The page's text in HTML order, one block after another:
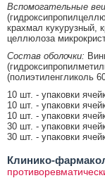
Вспомогательные
крахмал кукурузный,
целлюлоза
Состав оболочки:
(полиэтиленгликоль
10 шт. - упаковки
10 шт. - упаковки
10 шт. - упаковки
30 шт. - упаковки
30 шт. - упаковки
Клинико-